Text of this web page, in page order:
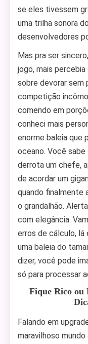
se eles tivessem
uma trilha sonora
desenvolvedores
Mas pra ser
jogo, mais
sobre devorar sem
competição
comendo em
conheci mais
enorme baleia que
oceano. Você
derrota um chefe,
de acordar um
quando finalmente
o grandalhão.
com elegância.
erros de cálculo, lá
uma baleia do
dizer, você pode
só para processar
Fique Rico ou
Falando em
maravilhoso mundo